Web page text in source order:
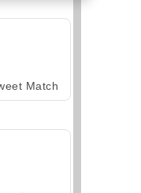
Match